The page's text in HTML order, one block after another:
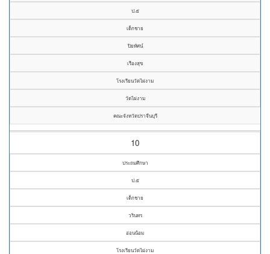
ป.๕
เด็กชาย
ปิยทัศน์
เรืองสุข
โรงเรียนวัดไผ่งาม
วัดไผ่งาม
คณะจังหวัดปราจีนบุรี
10
ประถมศึกษา
ป.๕
เด็กชาย
วรินทร
อ่อนน้อม
โรงเรียนวัดไผ่งาม